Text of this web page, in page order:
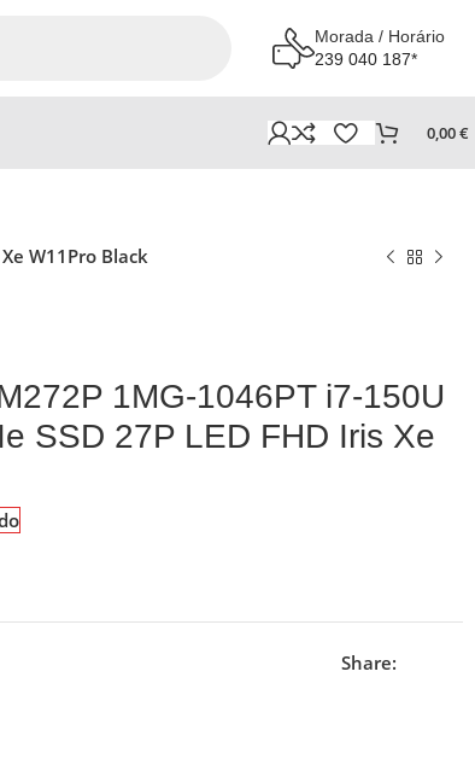
Morada / Horário
239 040 187*
0,00€
W11Pro Black
1MG-1046PT i7-150U
SSD 27P LED FHD Iris Xe
Share: